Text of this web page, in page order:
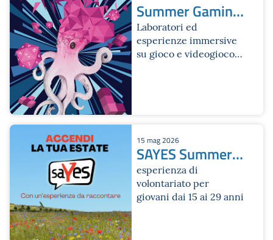
Summer Gaming
Fest
Laboratori ed
esperienze immersive
su gioco e videogioco
15 mag 2026
SAYES Summer
Edition 2026
esperienza di
volontariato per
giovani dai 15 ai 29 anni